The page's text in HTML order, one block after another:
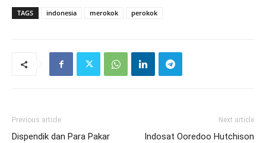
TAGS indonesia merokok perokok
Previous article
Dispendik dan Para Pakar
Next article
Indosat Ooredoo Hutchison